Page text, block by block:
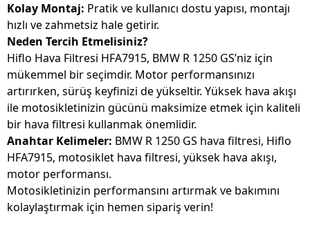
Kolay Montaj: Pratik ve kullanıcı dostu yapısı, montajı
hızlı ve zahmetsiz hale getirir.
Neden Tercih Etmelisiniz?
Hiflo Hava Filtresi HFA7915, BMW R 1250 GS’niz için
mükemmel bir seçimdir. Motor performansınızı
artırırken, sürüş keyfinizi de yükseltir. Yüksek hava akışı
ile motosikletinizin gücünü maksimize etmek için kaliteli
bir hava filtresi kullanmak önemlidir.
Anahtar Kelimeler: BMW R 1250 GS hava filtresi, Hiflo
HFA7915, motosiklet hava filtresi, yüksek hava akışı,
motor performansı.
Motosikletinizin performansını artırmak ve bakımını
kolaylaştırmak için hemen sipariş verin!